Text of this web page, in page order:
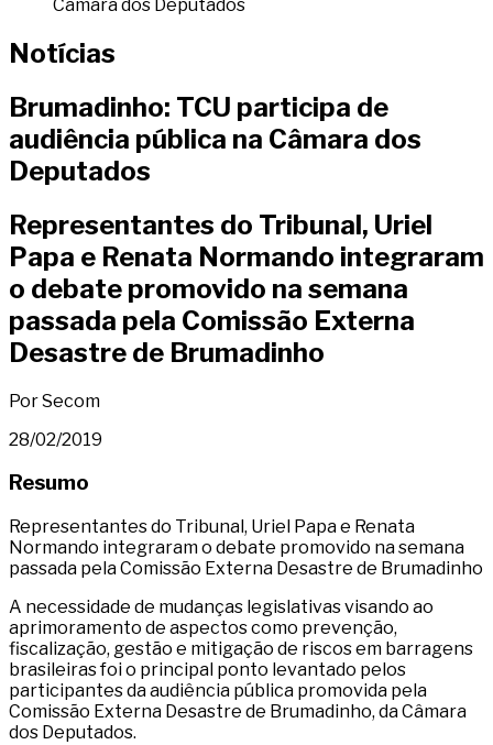
Câmara dos Deputados
Notícias
Brumadinho: TCU participa de
audiência pública na Câmara dos
Deputados
Representantes do Tribunal, Uriel
Papa e Renata Normando integraram
o debate promovido na semana
passada pela Comissão Externa
Desastre de Brumadinho
Por Secom
28/02/2019
Resumo
Representantes do Tribunal, Uriel Papa e Renata
Normando integraram o debate promovido na semana
passada pela Comissão Externa Desastre de Brumadinho
A necessidade de mudanças legislativas visando ao
aprimoramento de aspectos como prevenção,
fiscalização, gestão e mitigação de riscos em barragens
brasileiras foi o principal ponto levantado pelos
participantes da audiência pública promovida pela
Comissão Externa Desastre de Brumadinho, da Câmara
dos Deputados.